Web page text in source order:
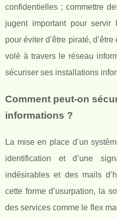
confidentielles ; commettre
jugent important pour servir
pour éviter d’être piraté,
volé à travers le réseau
sécuriser ses installations
Comment peut-on
informations ?
La mise en place d’un
identification et d’une
indésirables et des mails
cette forme d’usurpation, la
des services comme le flex